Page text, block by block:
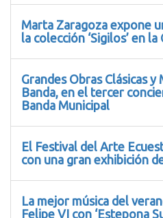
Marta Zaragoza expone
la colección ‘Sigilos’ en
Grandes Obras Clásicas
Banda, en el tercer
Banda Municipal
El Festival del Arte
con una gran exhibición
La mejor música del
Felipe VI con ‘Estepona